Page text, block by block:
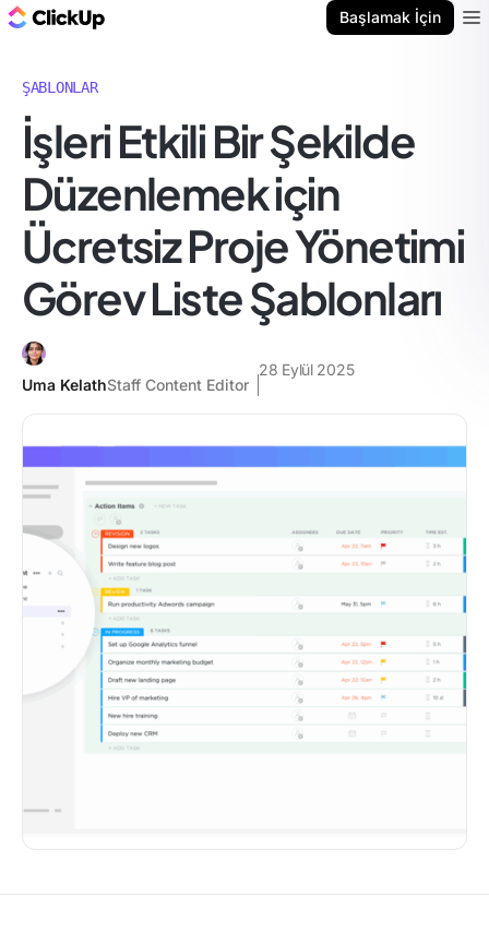
Başlamak İçin
ŞABLONLAR
İşleri Etkili Bir Şekilde
Düzenlemek için
Ücretsiz Proje Yönetimi
Görev Liste Şablonları
Uma KelathStaff Content Editor
28 Eylül 2025